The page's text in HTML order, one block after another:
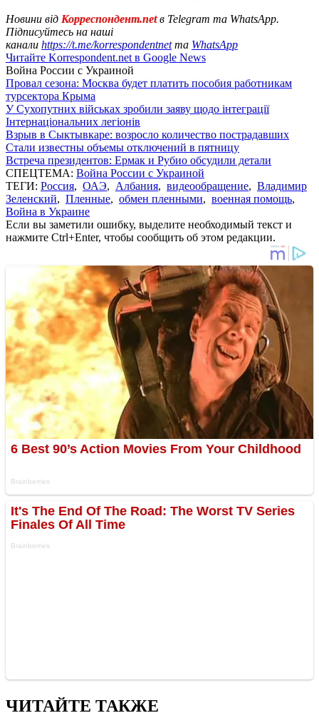
Новини від Корреспондент.netв Telegram та WhatsApp.
Підписуйтесь на наші
канали https://t.me/korrespondentnetта WhatsApp
Читайте Korrespondent.net в Google News
Война России с Украиной
Провал сезона: Москва будет платить пособия работникам
турсектора Крыма
У Сухопутних військах зробили заяву щодо інтеграції
Інтернаціональних легіонів
Взрыв в Сыктывкаре: возросло количество пострадавших
Стали известны объемы отключений в пятницу
Встреча президентов: Ермак и Рубио обсудили детали
СПЕЦТЕМА: Война России с Украиной
ТЕГИ: Россия, ОАЭ, Албания, видеообращение, Владимир
Зеленский, Пленные, обмен пленными, военная помощь,
Война в Украине
Если вы заметили ошибку, выделите необходимый текст и
нажмите Ctrl+Enter, чтобы сообщить об этом редакции.
ЧИТАЙТЕ ТАКЖЕ